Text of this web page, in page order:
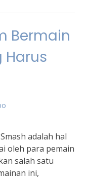
Bermain
adalah hal
oleh para pemain
salah satu
ini,